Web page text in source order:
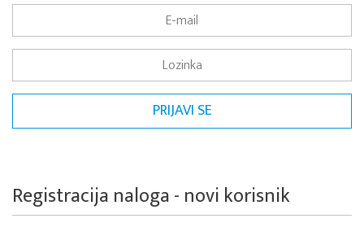
Registracija naloga - novi korisnik